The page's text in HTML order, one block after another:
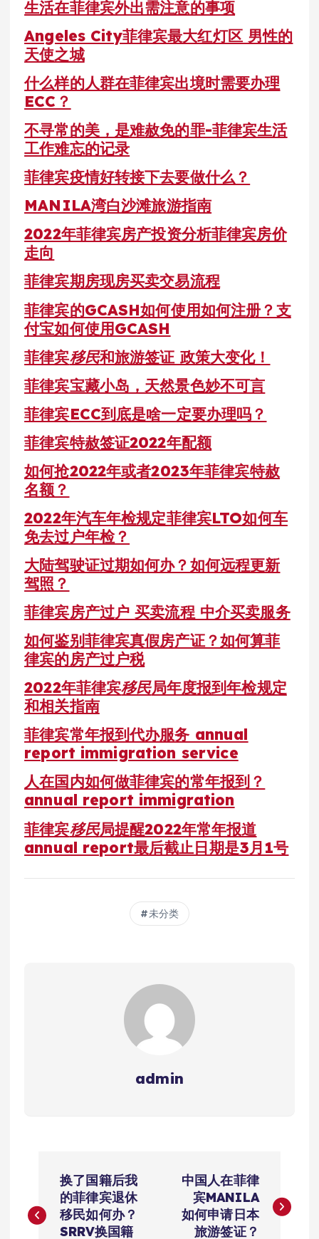
生活在菲律宾外出需注意的事项
Angeles City菲律宾最大红灯区 男性的
天使之城
什么样的人群在菲律宾出境时需要办理
ECC？
不寻常的美，是难赦免的罪-菲律宾生活
工作难忘的记录
菲律宾疫情好转接下去要做什么？
MANILA湾白沙滩旅游指南
2022年菲律宾房产投资分析菲律宾房价
走向
菲律宾期房现房买卖交易流程
菲律宾的GCASH如何使用如何注册？支
付宝如何使用GCASH
菲律宾移民和旅游签证 政策大变化！
菲律宾宝藏小岛，天然景色妙不可言
菲律宾ECC到底是啥一定要办理吗？
菲律宾特赦签证2022年配额
如何抢2022年或者2023年菲律宾特赦
名额？
2022年汽车年检规定菲律宾LTO如何车
免去过户年检？
大陆驾驶证过期如何办？如何远程更新
驾照？
菲律宾房产过户 买卖流程 中介买卖服务
如何鉴别菲律宾真假房产证？如何算菲
律宾的房产过户税
2022年菲律宾移民局年度报到年检规定
和相关指南
菲律宾常年报到代办服务 annual
report immigration service
人在国内如何做菲律宾的常年报到？
annual report immigration
菲律宾移民局提醒2022年常年报道
annual report最后截止日期是3月1号
未分类
admin
章
换了国籍后我
的菲律宾退休
移民如何办？
SRRV换国籍
中国人在菲律
宾MANILA
如何申请日本
旅游签证？